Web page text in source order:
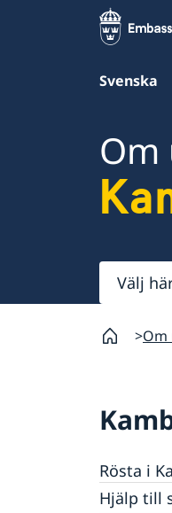
Svenska
Välj
här
Rösta i
Hjälp till